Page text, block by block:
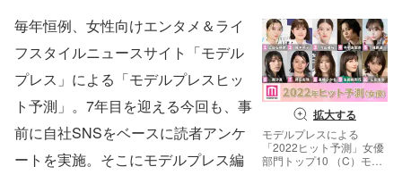
拡大する
モデルプレスによる
「2022ヒット予測」女優
部門トップ10 （C）モデ
毎年恒例、女性向けエンタメ＆ライ
フスタイルニュースサイト「モデル
プレス」による「モデルプレスヒッ
ト予測」。7年目を迎える今回も、事
前に自社SNSをベースに読者アンケ
ートを実施。そこにモデルプレス編